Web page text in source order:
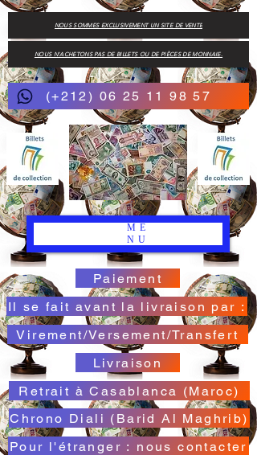
(+212) 06 25 11 98 57
ME
NU
Paiement
Virement/Versement/Transfert
Livraison
Retrait à Casablanca (Maroc)
Il se fait avant la livraison par :
Chrono Diali (Barid Al Maghrib)
NOUS N'ACHETONS PAS DE BILLETS OU DE PIÈCES DE MONNAIE.
NOUS SOMMES EXCLUSIVEMENT UN SITE DE VENTE
Pour l'étranger : nous contacter